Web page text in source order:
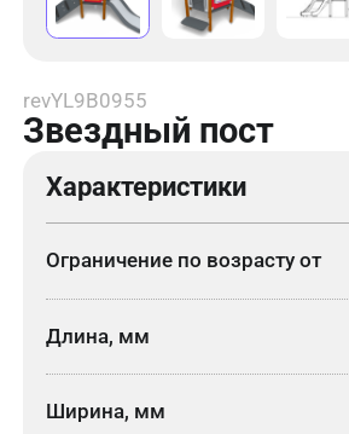
revYL9B0955
Звездный пост
Характеристики
Ограничение по возрасту от
Длина, мм
Ширина, мм